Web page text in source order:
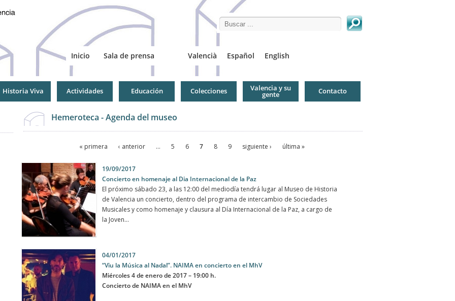
Search this site
Valencià Español English
Inicio Sala de prensa
Historia Viva Actividades Educación Colecciones Valencia y su
gente Contacto
Hemeroteca - Agenda del museo
« primera ‹ anterior … 5 6 7 8 9 siguiente › última »
19/09/2017
Concierto en homenaje al Dia Internacional de la Paz
El próximo sábado 23, a las 12:00 del mediodía tendrá lugar al Museo de Historia
de Valencia un concierto, dentro del programa de intercambio de Sociedades
Musicales y como homenaje y clausura al Día Internacional de la Paz, a cargo de
la Joven...
04/01/2017
“Viu la Música al Nadal”. NAIMA en concierto en el MhV
Miércoles 4 de enero de 2017 – 19:00 h.
Concierto de NAIMA en el MhV
Páginas